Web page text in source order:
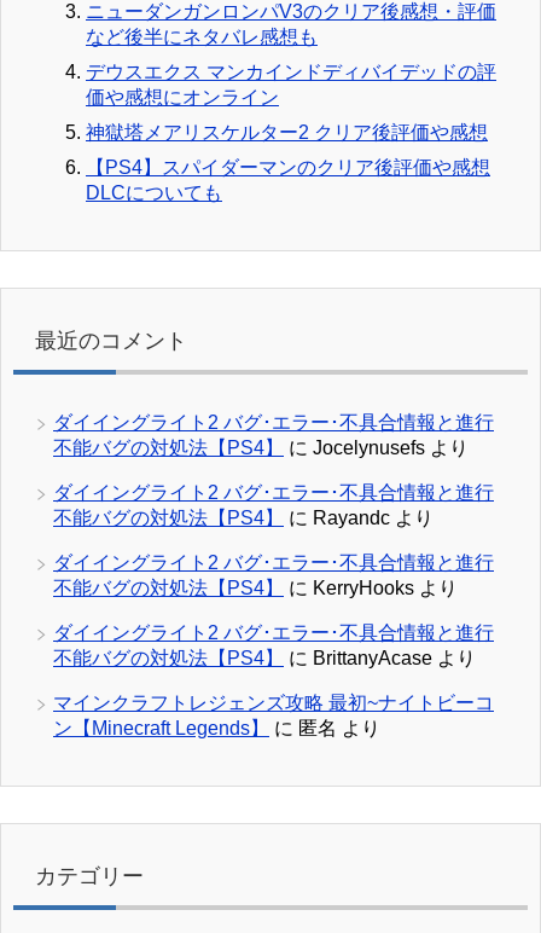
ニューダンガンロンパV3のクリア後感想・評価
など後半にネタバレ感想も
デウスエクス マンカインドディバイデッドの評
価や感想にオンライン
神獄塔メアリスケルター2 クリア後評価や感想
【PS4】スパイダーマンのクリア後評価や感想
DLCについても
最近のコメント
ダイイングライト2 バグ･エラー･不具合情報と進行
不能バグの対処法【PS4】
に Jocelynusefs より
ダイイングライト2 バグ･エラー･不具合情報と進行
不能バグの対処法【PS4】
に Rayandc より
ダイイングライト2 バグ･エラー･不具合情報と進行
不能バグの対処法【PS4】
に KerryHooks より
ダイイングライト2 バグ･エラー･不具合情報と進行
不能バグの対処法【PS4】
に BrittanyAcase より
マインクラフトレジェンズ攻略 最初~ナイトビーコ
ン【Minecraft Legends】
に 匿名 より
カテゴリー